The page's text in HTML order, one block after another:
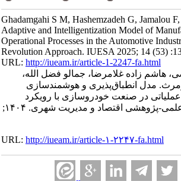
Ghadamgahi S M, Hashemzadeh G, Jamalou
Adaptive and Intelligentization Model of
Operational Processes in the Automotive
Revolution Approach. IUESA 2025; 14 (53)
URL:http://iueam.ir/article-1-2247-fa.html
هاشم زاده غلامرضا، جمالو فضل الله،
مدل انطباق‌پذیری و هوشمندسازی
در صنعت خودروسازی با رویکرد
صنعت ۴. فصلنامه علمی-پژوهشی اقتصاد و مدیریت شهری. ۱۴۰۴;
URL:http://iueam.ir/article-۱-۲۲۴۷-fa.html